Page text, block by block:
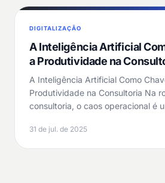
DIGITALIZAÇÃO
A Inteligência Artificial
a Produtividade na
A Inteligência Artificial Como
Produtividade na Consultoria Na
consultoria, o caos operacional é
31 de jul. de 2025